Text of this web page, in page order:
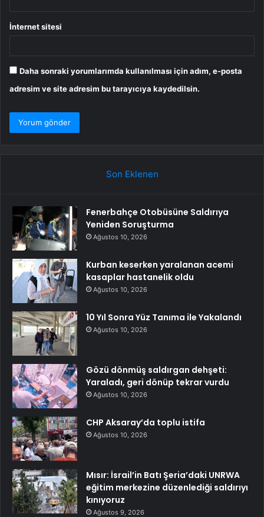
İnternet sitesi
Daha sonraki yorumlarımda kullanılması için adım, e-posta
adresim ve site adresim bu tarayıcıya kaydedilsin.
Son Eklenen
Fenerbahçe Otobüsüne Saldırıya
Yeniden Soruşturma
Ağustos 10, 2026
Kurban keserken yaralanan acemi
kasaplar hastanelik oldu
Ağustos 10, 2026
10 Yıl Sonra Yüz Tanıma ile Yakalandı
Ağustos 10, 2026
Gözü dönmüş saldırgan dehşeti:
Yaraladı, geri dönüp tekrar vurdu
Ağustos 10, 2026
CHP Aksaray’da toplu istifa
Ağustos 10, 2026
Mısır: İsrail’in Batı Şeria’daki UNRWA
eğitim merkezine düzenlediği saldırıyı
kınıyoruz
Ağustos 9, 2026